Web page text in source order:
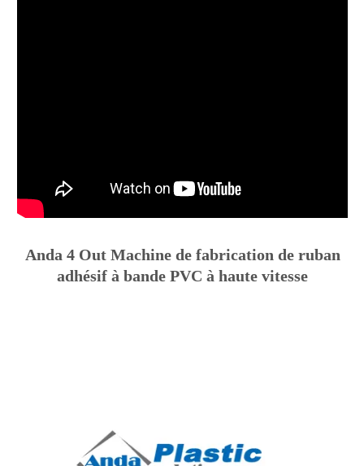
Anda 4 Out Machine de fabrication de ruban
adhésif à bande PVC à haute vitesse